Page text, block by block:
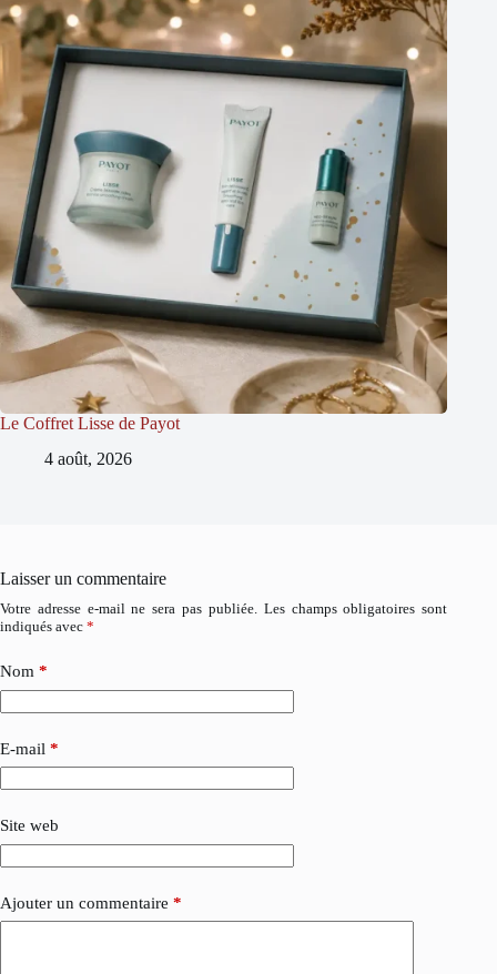
Le Coffret Lisse de Payot
4 août, 2026
Laisser un commentaire
Votre adresse e-mail ne sera pas publiée. Les champs obligatoires sont
indiqués avec *
Nom *
E-mail *
Site web
Ajouter un commentaire *